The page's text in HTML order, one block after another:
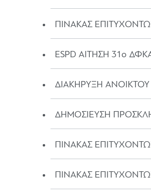
ΠΙΝΑΚΑΣ
ESPD ΑΙΤΗΣΗ 31ο
ΔΙΑΚΗΡΥΞΗ
ΔΗΜΟΣΙΕΥΣΗ
ΠΙΝΑΚΑΣ
ΠΙΝΑΚΑΣ